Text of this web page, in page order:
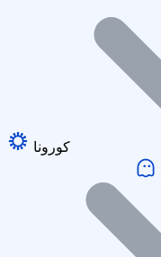
كورونا